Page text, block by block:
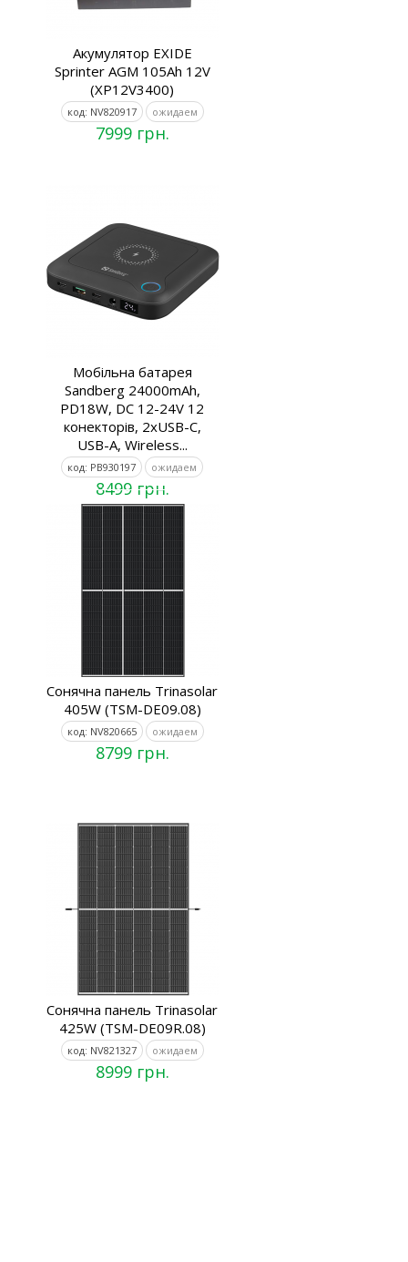
Акумулятор EXIDE
Sprinter AGM 105Ah 12V
(XP12V3400)
код: NV820917 ожидаем
7999 грн.
Мобільна батарея
Sandberg 24000mAh,
PD18W, DC 12-24V 12
конекторів, 2xUSB-C,
USB-A, Wireless...
код: PB930197 ожидаем
8499 грн.
Сонячна панель Trinasolar
405W (TSM-DE09.08)
код: NV820665 ожидаем
8799 грн.
Сонячна панель Trinasolar
425W (TSM-DE09R.08)
код: NV821327 ожидаем
8999 грн.